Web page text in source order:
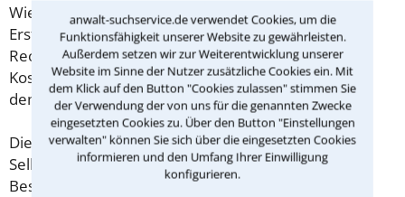
anwalt-suchservice.de verwendet Cookies, um die
Funktionsfähigkeit unserer Website zu gewährleisten.
Außerdem setzen wir zur Weiterentwicklung unserer
Website im Sinne der Nutzer zusätzliche Cookies ein. Mit
dem Klick auf den Button "Cookies zulassen" stimmen Sie
der Verwendung der von uns für die genannten Zwecke
eingesetzten Cookies zu. Über den Button "Einstellungen
verwalten" können Sie sich über die eingesetzten Cookies
informieren und den Umfang Ihrer Einwilligung
konfigurieren.
Wieviel ein Rechtsanwalt in Munderkingen für eine
Erstberatung verlangen darf, ist in §34 des
Rechtsanwaltsvergütungsgesetz (RVG) geregelt. Die
Kosten für das erste Beratungsgespräch betragen
demnach maximal 190,00 € zzgl. MwSt.
Diese Regelung gilt jedoch nur für Verbraucher. Für
Selbstständige oder Freiberufler gilt diese
Beschränkung nicht.